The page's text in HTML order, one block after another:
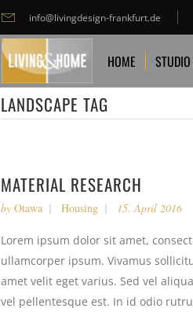
info@livingdesign-frankfurt.de
HOME STUDIO
HOME STUDIO
LANDSCAPE TAG
MATERIAL RESEARCH
by Otawa Housing 15. April 2016
Lorem ipsum dolor sit amet,
ullamcorper ipsum. Vivamus
amet velit eget varius. Sed vel
vel pellentesque est. In id odio